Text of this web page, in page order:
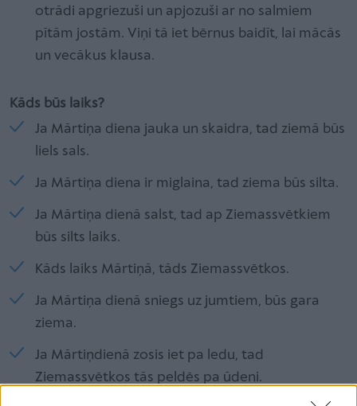
otrādi apgriezuši un apjozuši ar no salmiem
pītām jostām. Viņi tā iet bērnus baidīt, lai mācās
un vecākus klausa.
Kāds būs laiks?
Ja Mārtiņa diena jauka un skaidra, tad ziemā būs
liels sals.
Ja Mārtiņa diena ir miglaina, tad ziema būs silta.
Ja Mārtiņa dienā salst, tad ap Ziemassvētkiem
būs silts laiks.
Kāds laiks Mārtiņā, tāds Ziemassvētkos.
Ja Mārtiņa dienā sniegs uz jumtiem, būs gara
ziema.
Ja Mārtiņdienā zosis iet pa ledu, tad
Ziemassvētkos tās peldēs pa ūdeni.